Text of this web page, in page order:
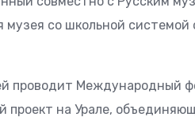
музея со школьной
проводит Международный
проект на Урале,